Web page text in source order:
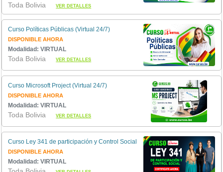
Toda BoliviaVER DETALLES
Curso Políticas Públicas (Virtual 24/7)
DISPONIBLE AHORA
Modalidad: VIRTUAL
Toda BoliviaVER DETALLES
Curso Microsoft Project (Virtual 24/7)
DISPONIBLE AHORA
Modalidad: VIRTUAL
Toda BoliviaVER DETALLES
Curso Ley 341 de participación y Control Social
DISPONIBLE AHORA
Modalidad: VIRTUAL